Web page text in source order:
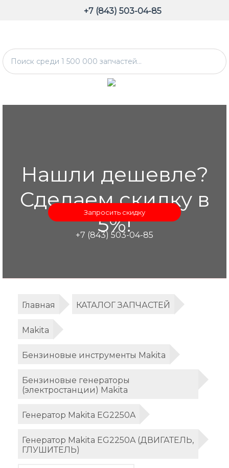
+7 (843) 503-04-85
Нашли дешевле?
Сделаем скидку в
5%!
Запросить скидку
+7 (843) 503-04-85
Главная КАТАЛОГ ЗАПЧАСТЕЙ
Makita
Бензиновые инструменты Makita
Бензиновые генераторы
(электростанции) Makita
Генератор Makita EG2250A
Генератор Makita EG2250A (ДВИГАТЕЛЬ,
ГЛУШИТЕЛЬ)